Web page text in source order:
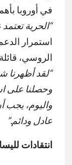
في أوروبا
“الحرية
استمرار
الروسي،
“لقد أظهرنا
وحصلنا على
واليوم، يجب
عادل ودائم.”
انتقادات